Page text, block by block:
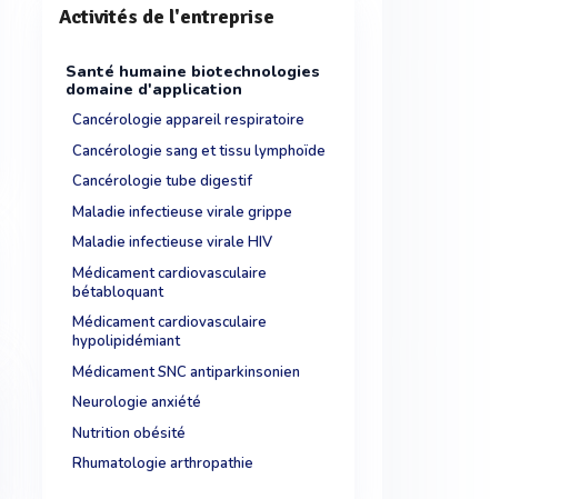
Activités de l'entreprise
Santé humaine biotechnologies
domaine d'application
Cancérologie appareil respiratoire
Cancérologie sang et tissu lymphoïde
Cancérologie tube digestif
Maladie infectieuse virale grippe
Maladie infectieuse virale HIV
Médicament cardiovasculaire
bétabloquant
Médicament cardiovasculaire
hypolipidémiant
Médicament SNC antiparkinsonien
Neurologie anxiété
Nutrition obésité
Rhumatologie arthropathie